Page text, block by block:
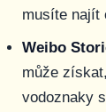
musíte najít
Weibo
může
vodoznaky